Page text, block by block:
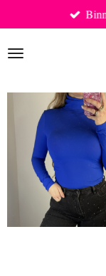
direct
naar